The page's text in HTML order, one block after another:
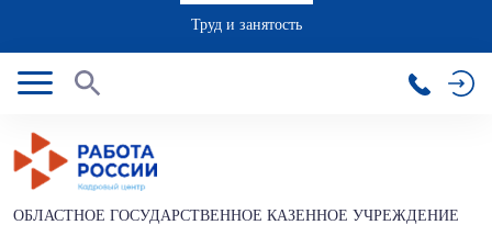
Труд и занятость
ОБЛАСТНОЕ ГОСУДАРСТВЕННОЕ КАЗЕННОЕ УЧРЕЖДЕНИЕ